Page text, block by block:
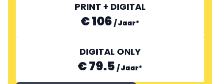
PRINT + DIGITAL
€ 106 /Jaar*
DIGITAL ONLY
€ 79.5 /Jaar*